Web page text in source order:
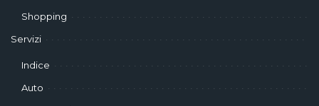
Shopping
Servizi
Indice
Auto